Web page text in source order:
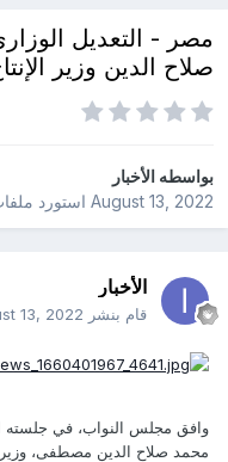
مصر - التعديل
صلاح الدين وزير
بواسطهالأخبار
August 13, 2022استورد
الأخبار
قام بنشر 13, 2022
وافق مجلس النواب، في جلسته
محمد صلاح الدين مصطفى، وزيرا